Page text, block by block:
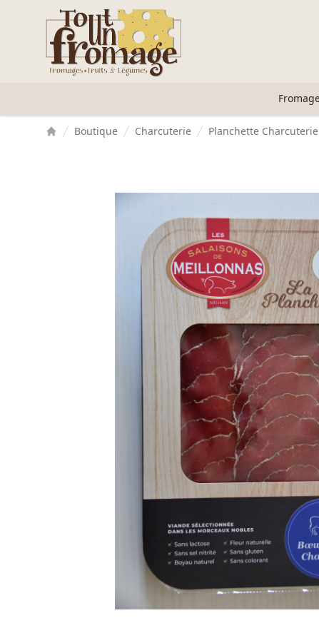
Accès au contenu
Boutique Charcuterie Planchette
Panneau de gestion des cookies